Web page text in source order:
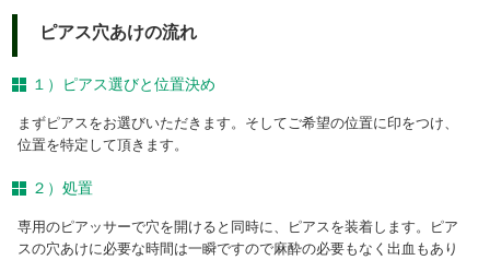
ピアス穴あけの流れ
１）ピアス選びと位置決め
まずピアスをお選びいただきます。そしてご希望の位置に印をつけ、
位置を特定して頂きます。
２）処置
専用のピアッサーで穴を開けると同時に、ピアスを装着します。ピア
スの穴あけに必要な時間は一瞬ですので麻酔の必要もなく出血もあり